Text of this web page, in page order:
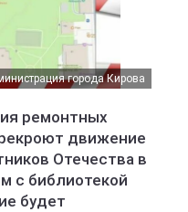
города Кирова
ремонтных
движение
Отечества в
с библиотекой
будет